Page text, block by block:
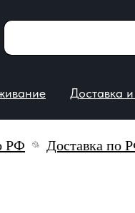
Доставка по РФ